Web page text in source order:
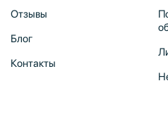
Отзывы
Блог
Контакты